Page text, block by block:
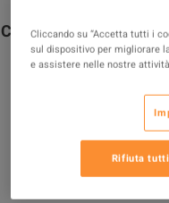
Conan Exiles
PC
delle
$7.46
Cliccando su “Accetta tutti i
sul dispositivo per migliorare
e assistere nelle nostre
Rifiuta tutti